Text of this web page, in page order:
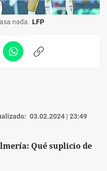
nada. LFP
WhatsappCopiar
03.02.2024 | 23:49
Qué suplicio de